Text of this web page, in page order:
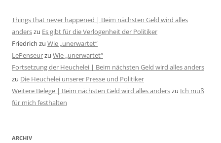
Things that never happened | Beim nächsten Geld wird alles
anderszu Es gibt für die Verlogenheit der Politiker
Friedrich zu Wie „unerwartet“
LePenseurzu Wie „unerwartet“
Fortsetzung der Heuchelei | Beim nächsten Geld wird alles anders
zu Die Heuchelei unserer Presse und Politiker
Weitere Belege | Beim nächsten Geld wird alles anderszu Ich muß
für mich festhalten
ARCHIV